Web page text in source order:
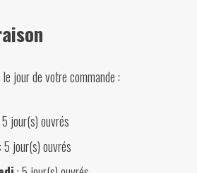
jour de votre commande :
jour(s) ouvrés
jour(s) ouvrés